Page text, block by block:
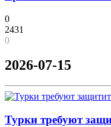
0
2431
0
2026-07-15
Турки требуют